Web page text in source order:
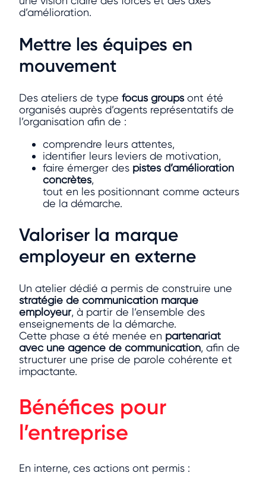
d’amélioration.
Mettre les équipes en
mouvement
Des ateliers de type focus groupsont été
organisés auprès d’agents représentatifs de
l’organisation afin de :
comprendre leurs attentes,
identifier leurs leviers de motivation,
faire émerger des pistes d’amélioration
concrètes,
tout en les positionnant comme acteurs
de la démarche.
Valoriser la marque
employeur en externe
Un atelier dédié a permis de construire une
stratégie de communication marque
employeur, à partir de l’ensemble des
enseignements de la démarche.
Cette phase a été menée en partenariat
avec une agence de communication, afin de
structurer une prise de parole cohérente et
impactante.
Bénéfices pour
l’entreprise
En interne, ces actions ont permis :